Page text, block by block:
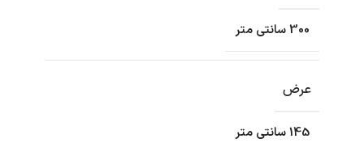
300 سانتی متر
عرض
145 سانتی متر